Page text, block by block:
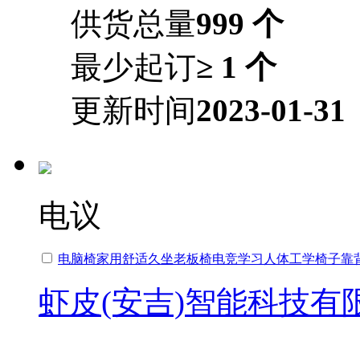
供货总量999 个
最少起订≥ 1 个
更新时间2023-01-31
电议
电脑椅家用舒适久坐老板椅电竞学习人体工学椅子靠
虾皮(安吉)智能科技有